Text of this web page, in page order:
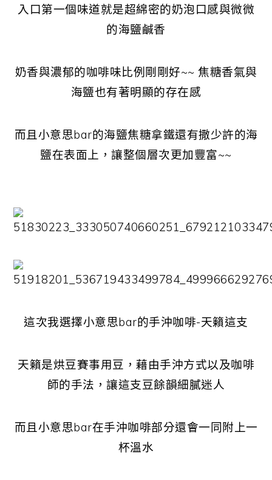
入口第一個味道就是超綿密的奶泡口感與微微
的海鹽鹹香
奶香與濃郁的咖啡味比例剛剛好~~ 焦糖香氣與
海鹽也有著明顯的存在感
而且小意思bar的海鹽焦糖拿鐵還有撒少許的海
鹽在表面上，讓整個層次更加豐富~~
這次我選擇小意思bar的手沖咖啡-天籟這支
天籟是烘豆賽事用豆，藉由手沖方式以及咖啡
師的手法，讓這支豆餘韻細膩迷人
而且小意思bar在手沖咖啡部分還會一同附上一
杯溫水